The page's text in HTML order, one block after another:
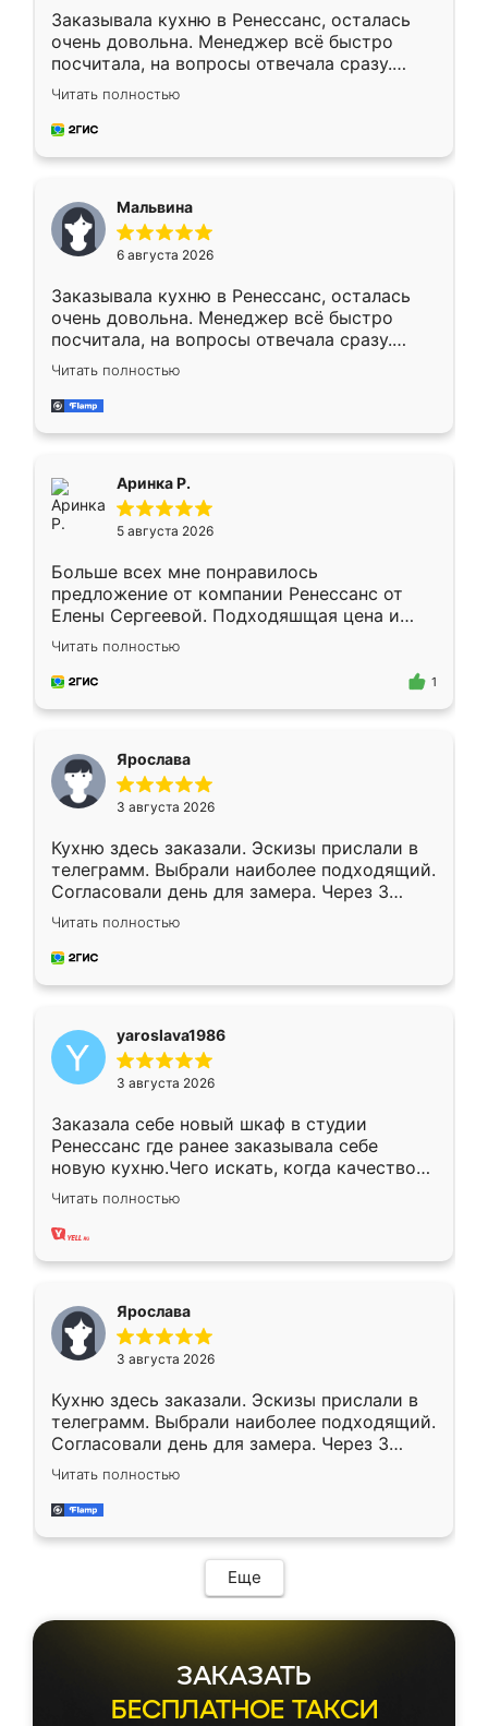
Заказывала кухню в Ренессанс, осталась
очень довольна. Менеджер всё быстро
посчитала, на вопросы отвечала сразу.
Замерщик приехал в субботу, подошёл к
делу со всей ответственностью. Собрали
за день, ребята работали аккуратно, даже
Читать полностью
Мальвина
6 августа 2026
Заказывала кухню в Ренессанс, осталась
очень довольна. Менеджер всё быстро
посчитала, на вопросы отвечала сразу.
Замерщик приехал в субботу, подошёл к
делу со всей ответственностью. Собрали
за день, ребята работали аккуратно, даже
Читать полностью
Аринка Р.
5 августа 2026
Больше всех мне понравилось
предложение от компании Ренессанс от
Елены Сергеевой. Подходяшщая цена и
короткие сроки изготовления. Приехавший
для замера сотрудник Владислав
предложил по моему эскизу самый
Читать полностью
1
Ярослава
3 августа 2026
Кухню здесь заказали. Эскизы прислали в
телеграмм. Выбрали наиболее подходящий.
Согласовали день для замера. Через 3
недели кухня была уже готова. Остались
довольны работой. Спасибо Ренессанс
мебель за качественную работу!
Читать полностью
yaroslava1986
3 августа 2026
Заказала себе новый шкаф в студии
Ренессанс где ранее заказывала себе
новую кухню.Чего искать, когда качеством
вполне довольна. Служит кухня уже почти
два года, нареканий нет.
Читать полностью
Ярослава
3 августа 2026
Кухню здесь заказали. Эскизы прислали в
телеграмм. Выбрали наиболее подходящий.
Согласовали день для замера. Через 3
недели кухня была уже готова. Остались
довольны работой. Спасибо Ренессанс
мебель за качественную работу!
Читать полностью
Еще
ЗАКАЗАТЬ
БЕСПЛАТНОЕ ТАКСИ